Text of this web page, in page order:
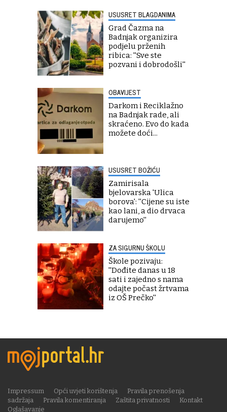
USUSRET BLAGDANIMA
Grad Čazma na
Badnjak organizira
podjelu prženih
ribica: ''Sve ste
pozvani i dobrodošli''
OBAVIJEST
Darkom i Reciklažno
na Badnjak rade, ali
skraćeno. Evo do kada
možete doći...
USUSRET BOŽIĆU
Zamirisala
bjelovarska 'Ulica
borova': ''Cijene su iste
kao lani, a dio drvaca
darujemo''
ZA SIGURNU ŠKOLU
Škole pozivaju:
''Dođite danas u 18
sati i zajedno s nama
odajte počast žrtvama
iz OŠ Prečko''
Impressum Opći uvjeti korištenja
Pravila prenošenja
sadržaja
Pravila komentiranja Zaštita privatnosti
Kontakt
Oglašavanje